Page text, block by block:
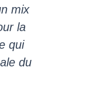
mix
la
qui
du